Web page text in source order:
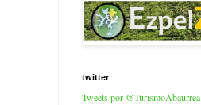
twitter
Tweets por @TurismoAbaurrea